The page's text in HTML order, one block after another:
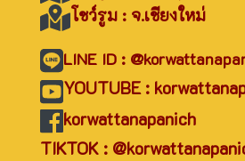
โชว์รูม : จ.เชียงใหม่
LINE ID :
YOUTUBE :
korwattanapanich
TIKTOK :